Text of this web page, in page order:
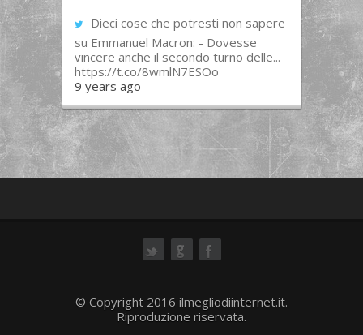
Dieci cose che potresti non sapere
su Emmanuel Macron: - Dovesse
vincere anche il secondo turno delle...
https://t.co/8wmlN7ESOo
9 years ago
© Copyright 2016 ilmegliodiinternet.it.
Riproduzione riservata.